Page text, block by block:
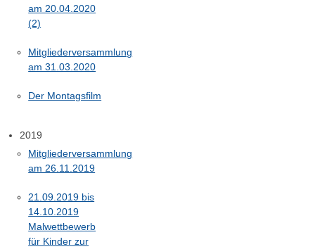
am 20.04.2020
(2)
Mitgliederversammlung
am 31.03.2020
Der Montagsfilm
2019
Mitgliederversammlung
am 26.11.2019
21.09.2019 bis
14.10.2019
Malwettbewerb
für Kinder zur